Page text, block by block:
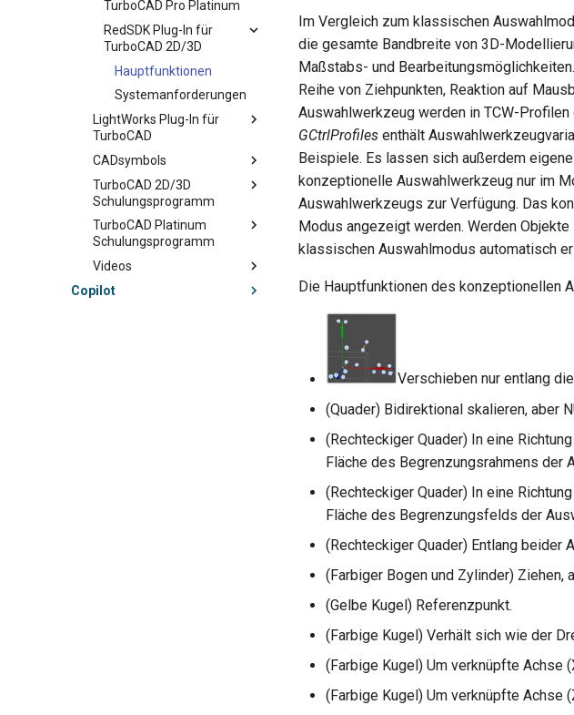
TurboCAD Pro Platinum
RedSDK Plug-In für
TurboCAD 2D/3D
Hauptfunktionen
Systemanforderungen
LightWorks Plug-In für
TurboCAD
CADsymbols
TurboCAD 2D/3D
Schulungsprogramm
TurboCAD Platinum
Schulungsprogramm
Videos
Copilot
Im Vergleich zum klassischen
die gesamte Bandbreite von 3D-
Maßstabs- und
Reihe von Ziehpunkten, Reaktion auf
Auswahlwerkzeug werden in TCW-
GCtrlProfiles enthält
Beispiele. Es lassen sich außerdem
konzeptionelle Auswahlwerkzeug nur im
Auswahlwerkzeugs zur Verfügung. Das
Modus angezeigt werden. Werden
klassischen Auswahlmodus automatisch
Die Hauptfunktionen des konzeptionellen
Verschieben nur entlang
(Quader) Bidirektional skalieren, aber
(Rechteckiger Quader) In eine
Fläche des Begrenzungsrahmens der
(Rechteckiger Quader) In eine
Fläche des Begrenzungsfelds der
(Rechteckiger Quader) Entlang beider
(Farbiger Bogen und Zylinder) Ziehen,
(Gelbe Kugel) Referenzpunkt.
(Farbige Kugel) Verhält sich wie der
(Farbige Kugel) Um verknüpfte Achse
(Farbige Kugel) Um verknüpfte Achse